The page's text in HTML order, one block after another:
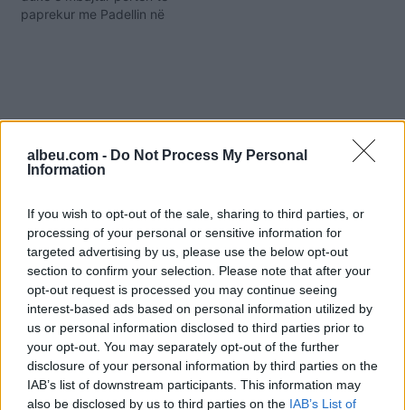
albeu.com - Do Not Process My Personal
Information
If you wish to opt-out of the sale, sharing to third parties, or
processing of your personal or sensitive information for
targeted advertising by us, please use the below opt-out
section to confirm your selection. Please note that after your
opt-out request is processed you may continue seeing
interest-based ads based on personal information utilized by
us or personal information disclosed to third parties prior to
your opt-out. You may separately opt-out of the further
disclosure of your personal information by third parties on the
IAB’s list of downstream participants. This information may
also be disclosed by us to third parties on the IAB’s List of
paprekur me Padellin në
qëndrojë më shumë nga
Shtuarmë23.02.2022 11:44
Tags:
curva nord Handanovic , inter
Lautaro